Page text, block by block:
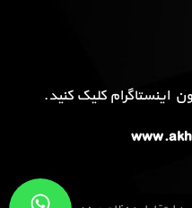
اینستاگرام کلیک کنید.